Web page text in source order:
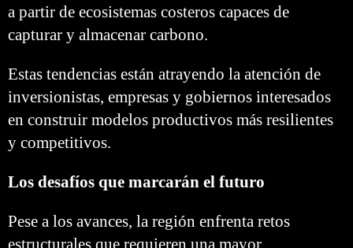
a partir de ecosistemas costeros capaces de
capturar y almacenar carbono.
Estas tendencias están atrayendo la atención de
inversionistas, empresas y gobiernos interesados
en construir modelos productivos más resilientes
y competitivos.
Los desafíos que marcarán el futuro
Pese a los avances, la región enfrenta retos